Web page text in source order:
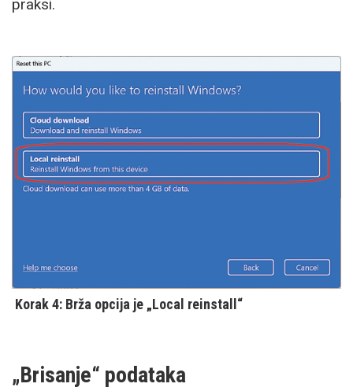
praksi.
Korak 4: Brža opcija je „Local reinstall“
„Brisanje“ podataka